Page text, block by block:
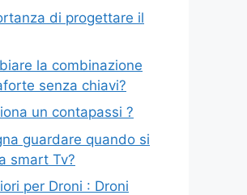
di progettare il
la combinazione
senza chiavi?
un contapassi ?
guardare quando si
smart Tv?
per Droni : Droni